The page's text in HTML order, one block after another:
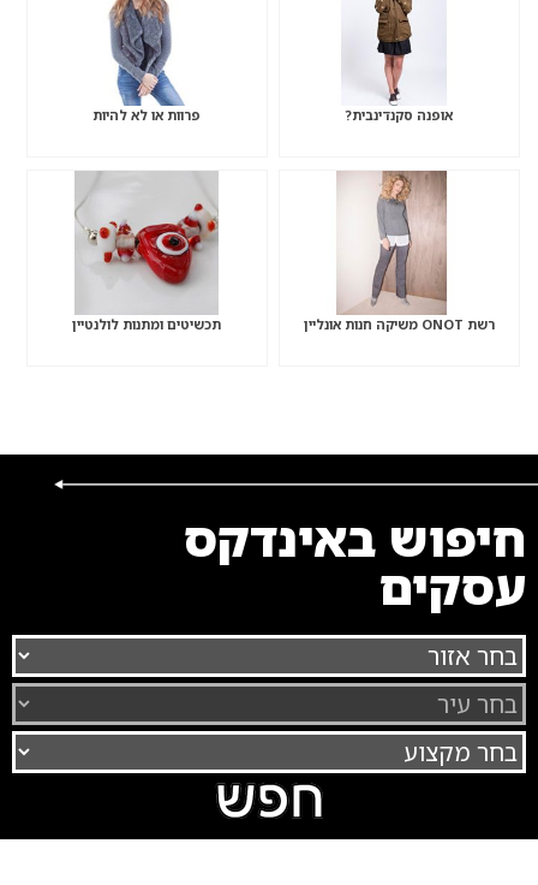
אופנה סקנדינבית? פרוות או לא להיות
רשת ONOT משיקה חנות אונליין תכשיטים ומתנות לולנטיין
חיפוש באינדקס
עסקים